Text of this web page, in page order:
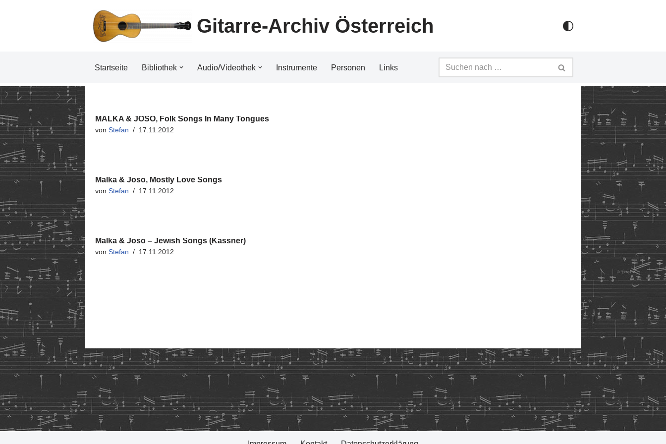
Gitarre-Archiv Österreich
Startseite Bibliothek Audio/Videothek Instrumente Personen Links
MALKA & JOSO, Folk Songs In Many Tongues
von Stefan 17.11.2012
Malka & Joso, Mostly Love Songs
von Stefan 17.11.2012
Malka & Joso – Jewish Songs (Kassner)
von Stefan 17.11.2012